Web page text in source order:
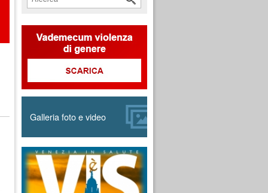
Galleria foto e video